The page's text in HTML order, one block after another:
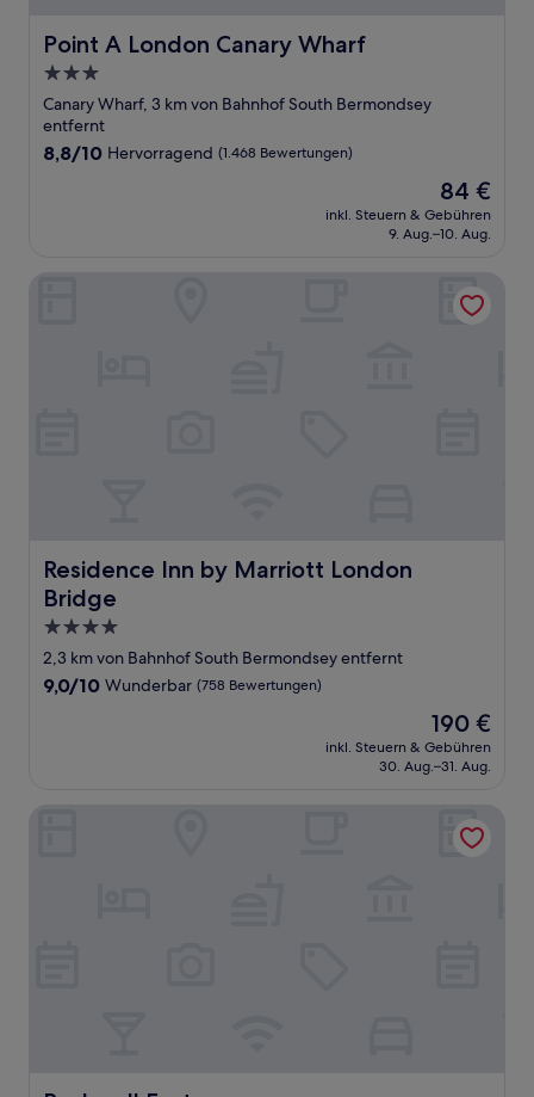
Point A London Canary Wharf
Point A London Canary Wharf
3.0-
Sterne-
Unterkunft
Canary Wharf, 3 km von Bahnhof South Bermondsey
entfernt
8.8
8,8/10 Hervorragend (1.468 Bewertungen)
Der
Preis
beträgt
84 €
inkl. Steuern & Gebühren
9. Aug.–10. Aug.
Residence Inn by Marriott London
Bridge
Residence Inn by Marriott London Bridge
4.0-
Sterne-
Unterkunft
2,3 km von Bahnhof South Bermondsey entfernt
9.0
9,0/10 Wunderbar (758 Bewertungen)
Der
Preis
beträgt
190 €
inkl. Steuern & Gebühren
30. Aug.–31. Aug.